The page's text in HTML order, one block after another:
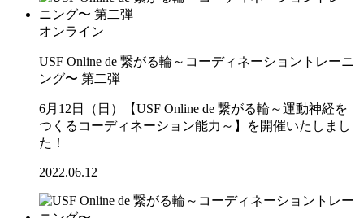
オンライン
USF Online de 繋がる輪～コーディネーショントレーニ
ング〜 第二弾
6月12日（日）【USF Online de 繋がる輪～運動神経を
つくるコーディネーション能力～】を開催いたしまし
た！
2022.06.12